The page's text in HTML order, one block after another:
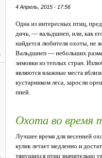
4 Апрель, 2015 - 17:56
Одна из интересных птиц,
дичь, — вальдшнеп, или, как
найдется любителя охоты, не
Вальдшнеп — небольших
зимовки из теплых стран.
являются влажные места
кустарником леса, заросли
пней.
Охота во время
Лучшее время для весенней
кулик летает медленно и
тянущихся птиц значительно